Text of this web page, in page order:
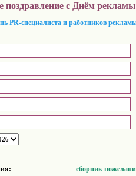
поздравление с Днём
PR-специалиста и работников
сборник